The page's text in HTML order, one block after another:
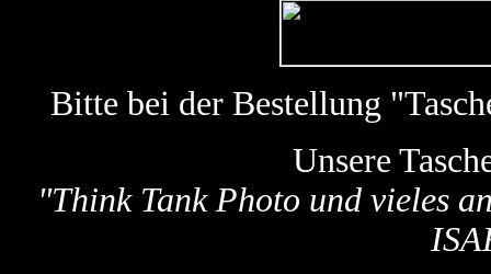
Bitte bei der Bestellung
Unsere
"Think Tank Photo und vieles